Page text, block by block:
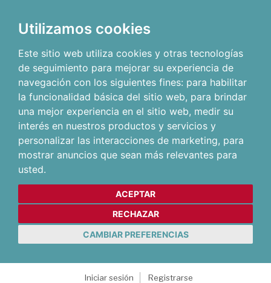
Utilizamos cookies
Este sitio web utiliza cookies y otras tecnologías
de seguimiento para mejorar su experiencia de
navegación con los siguientes fines: para habilitar
la funcionalidad básica del sitio web, para brindar
una mejor experiencia en el sitio web, medir su
interés en nuestros productos y servicios y
personalizar las interacciones de marketing, para
mostrar anuncios que sean más relevantes para
usted.
ACEPTAR
RECHAZAR
CAMBIAR PREFERENCIAS
Iniciar sesión
Registrarse